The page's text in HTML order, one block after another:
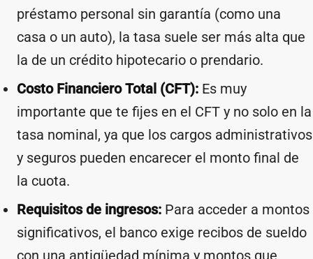
préstamo personal sin garantía (como una
casa o un auto), la tasa suele ser más alta que
la de un crédito hipotecario o prendario.
Costo Financiero Total (CFT): Es muy
importante que te fijes en el CFT y no solo en la
tasa nominal, ya que los cargos administrativos
y seguros pueden encarecer el monto final de
la cuota.
Requisitos de ingresos: Para acceder a montos
significativos, el banco exige recibos de sueldo
con una antigüedad mínima y montos que